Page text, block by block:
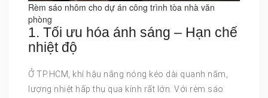
Rèm sáo nhôm cho dự án công trình tòa nhà văn
phòng
1. Tối ưu hóa ánh sáng – Hạn chế
nhiệt độ
Ở TP.HCM, khí hậu nắng nóng kéo dài quanh năm,
lượng nhiệt hấp thụ qua kính rất lớn. Với rèm sáo